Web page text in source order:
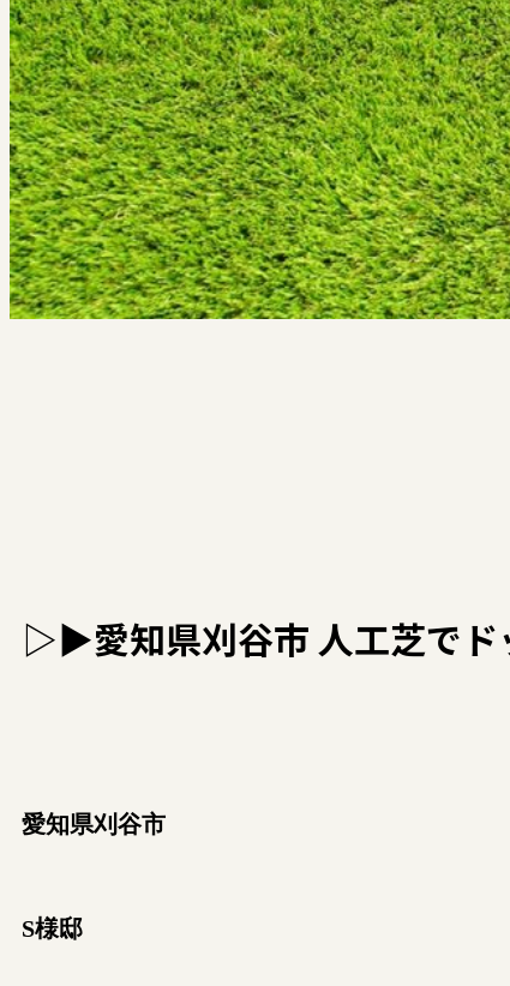
▷▶愛知県刈谷市 人工芝でド
愛知県刈谷市
S様邸